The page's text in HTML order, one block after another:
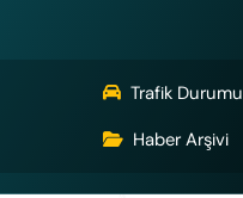
Trafik Durumu
Haber Arşivi